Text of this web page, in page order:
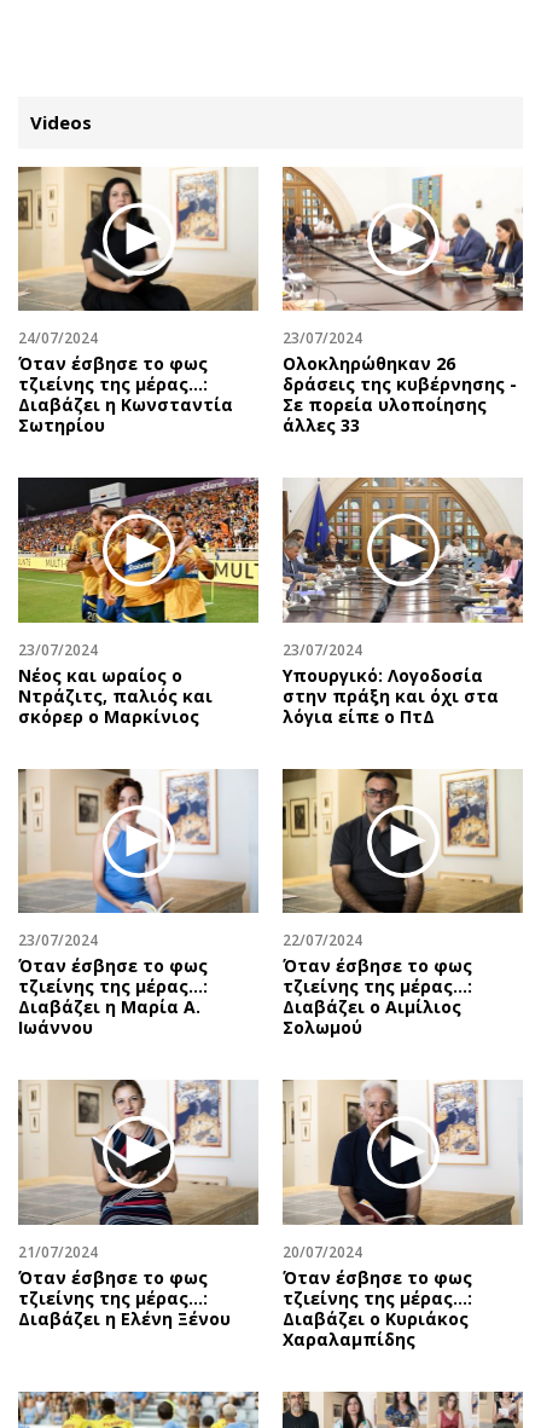
ΚΑΤΗΓΟΡΙΕΣ ΣΥΝΔΕΣΗ
Παιδεία
Υγεία
Πολιτική
Βουλευτικές 2026
Εκλογές 2024
Δημοσκοπήσεις
Διπλωματία
Αθλητισμός
Κύπρος
Διεθνή
Κληρώσεις Allwyn
Οικονομία
Real Estate
Επιχειρήσεις
Αγορές
Money Review
AstroBank Properties
Trends
Ενέργεια
Περιβάλλον
Ελλάδα
Παράξενα
Πολιτισμός
Σινεμά
Θέατρο-Χορός
Μουσική
Βιβλίο
Απόψεις
Αρθρογραφία
The Hill
Υγεία
Αγγελίες
Ενοικιάζονται
Ζητούν εργασία
Θέσεις εργασίας
Geek
Νέα
Social
Αυτοκίνηση
Πολιτική
Οικονομία
Γενικά
Αναδρομές
Πρόσωπα
Περιβάλλον
Good Life
Γυναίκα
Ταξίδια
Συνταγές
Έξοδος
Media
Εκπομπές
Wine routes
Podcasts
Uncut
Προσωπικότητες στην ''Κ''
Videos
24/07/2024
Όταν έσβησε το φως
τζιείνης της μέρας…:
Διαβάζει η Κωνσταντία
Σωτηρίου
23/07/2024
Ολοκληρώθηκαν 26
δράσεις της κυβέρνησης -
Σε πορεία υλοποίησης
άλλες 33
23/07/2024
Νέος και ωραίος ο
Ντράζιτς, παλιός και
σκόρερ ο Μαρκίνιος
23/07/2024
Υπουργικό: Λογοδοσία
στην πράξη και όχι στα
λόγια είπε ο ΠτΔ
23/07/2024
Όταν έσβησε το φως
τζιείνης της μέρας…:
Διαβάζει η Μαρία Α.
Ιωάννου
22/07/2024
Όταν έσβησε το φως
τζιείνης της μέρας…:
Διαβάζει ο Αιμίλιος
Σολωμού
21/07/2024
Όταν έσβησε το φως
τζιείνης της μέρας…:
Διαβάζει η Ελένη Ξένου
20/07/2024
Όταν έσβησε το φως
τζιείνης της μέρας…:
Διαβάζει ο Κυριάκος
Χαραλαμπίδης